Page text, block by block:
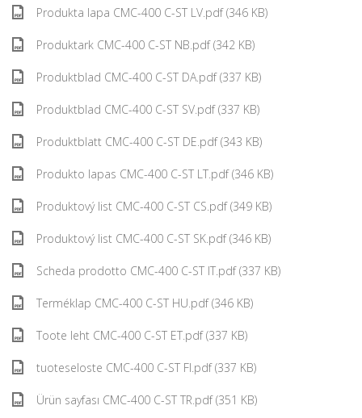
Produkta lapa CMC-400 C-ST LV.pdf (346 KB)
Produktark CMC-400 C-ST NB.pdf (342 KB)
Produktblad CMC-400 C-ST DA.pdf (337 KB)
Produktblad CMC-400 C-ST SV.pdf (337 KB)
Produktblatt CMC-400 C-ST DE.pdf (343 KB)
Produkto lapas CMC-400 C-ST LT.pdf (346 KB)
Produktový list CMC-400 C-ST CS.pdf (349 KB)
Produktový list CMC-400 C-ST SK.pdf (346 KB)
Scheda prodotto CMC-400 C-ST IT.pdf (337 KB)
Terméklap CMC-400 C-ST HU.pdf (346 KB)
Toote leht CMC-400 C-ST ET.pdf (337 KB)
tuoteseloste CMC-400 C-ST FI.pdf (337 KB)
Ürün sayfası CMC-400 C-ST TR.pdf (351 KB)